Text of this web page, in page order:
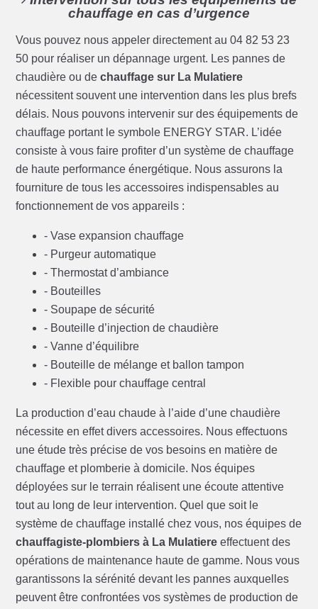
chauffage en cas d’urgence
Vous pouvez nous appeler directement au 04 82 53 23
50 pour réaliser un dépannage urgent. Les pannes de
chaudière ou dechauffage sur La Mulatiere
nécessitent souvent une intervention dans les plus brefs
délais. Nous pouvons intervenir sur des équipements de
chauffage portant le symbole ENERGY STAR. L’idée
consiste à vous faire profiter d’un système de chauffage
de haute performance énergétique. Nous assurons la
fourniture de tous les accessoires indispensables au
fonctionnement de vos appareils :
- Vase expansion chauffage
- Purgeur automatique
- Thermostat d’ambiance
- Bouteilles
- Soupape de sécurité
- Bouteille d’injection de chaudière
- Vanne d’équilibre
- Bouteille de mélange et ballon tampon
- Flexible pour chauffage central
La production d’eau chaude à l’aide d’une chaudière
nécessite en effet divers accessoires. Nous effectuons
une étude très précise de vos besoins en matière de
chauffage et plomberie à domicile. Nos équipes
déployées sur le terrain réalisent une écoute attentive
tout au long de leur intervention. Quel que soit le
système de chauffage installé chez vous, nos équipes de
chauffagiste-plombiers à La Mulatiere effectuent des
opérations de maintenance haute de gamme. Nous vous
garantissons la sérénité devant les pannes auxquelles
peuvent être confrontées vos systèmes de production de